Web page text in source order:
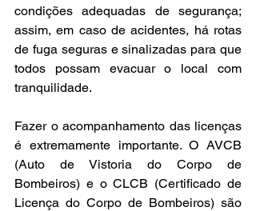
condições adequadas de segurança;
assim, em caso de acidentes, há rotas
de fuga seguras e sinalizadas para que
todos possam evacuar o local com
tranquilidade.
Fazer o acompanhamento das licenças
é extremamente importante. O AVCB
(Auto de Vistoria do Corpo de
Bombeiros) e o CLCB (Certificado de
Licença do Corpo de Bombeiros) são